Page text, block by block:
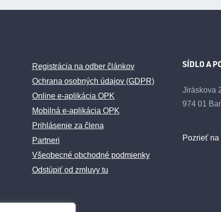
Registrácia na odber článkov
Ochrana osobných údajov (GDPR)
Online e-aplikácia OPK
Mobilná e-aplikácia OPK
Prihlásenie za člena
Partneri
Všeobecné obchodné podmienky
Odstúpiť od zmluvy tu
SÍDLO A
Jiráskova
974 01
Pozrieť na